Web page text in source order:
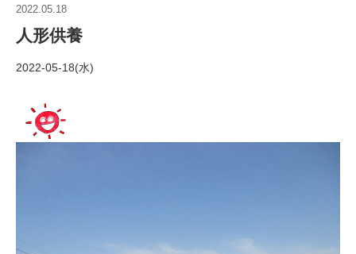
2022.05.18
人形供養
2022-05-18(水)